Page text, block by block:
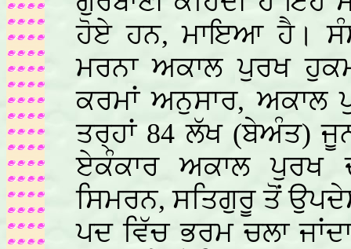
ਹੋਏ ਹਨ, ਮਾਇਆ ਹੈ।
ਮਰਨਾ ਅਕਾਲ ਪੁਰਖ
ਕਰਮਾਂ ਅਨੁਸਾਰ,
ਤਰ੍ਹਾਂ 84 ਲੱਖ (ਬੇਅੰਤ)
ਏਕੰਕਾਰ ਅਕਾਲ ਪੁਰਖ
ਸਿਮਰਨ, ਸਤਿਗੁਰੂ ਤੋਂ
ਪਦ ਵਿੱਚ ਭਰਮ ਚਲਾ